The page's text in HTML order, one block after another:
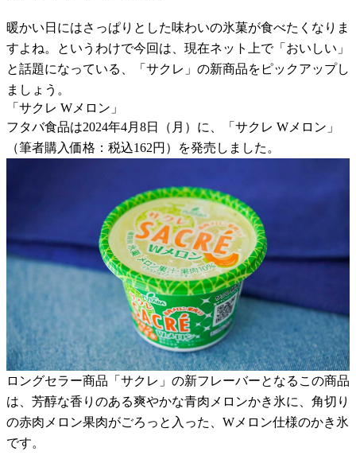
暖かい日にはさっぱりとした味わいの氷菓が食べたくなりま
すよね。というわけで今回は、現在ネット上で「おいしい」
と話題になっている、「サクレ」の新商品をピックアップし
ましょう。
「サクレ Wメロン」
フタバ食品は2024年4月8日（月）に、「サクレ Wメロン」
（筆者購入価格：税込162円）を発売しました。
ロングセラー商品「サクレ」の新フレーバーとなるこの商品
は、芳醇な香りのある爽やかな青肉メロンかき氷に、角切り
の赤肉メロン果肉がごろっと入った、Wメロン仕様のかき氷
です。